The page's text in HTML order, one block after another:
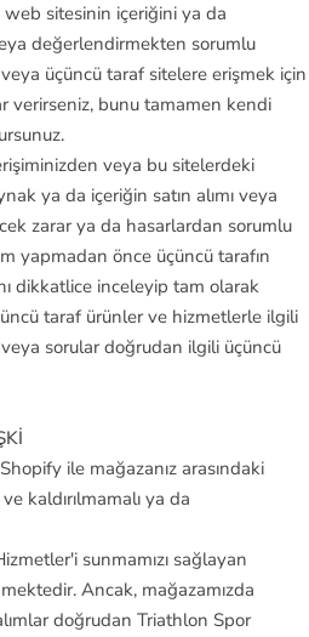
sitesinin içeriğini ya da
değerlendirmekten sorumlu
üçüncü taraf sitelere erişmek için
verirseniz, bunu tamamen kendi
veya bu sitelerdeki
ya da içeriğin satın alımı veya
zarar ya da hasarlardan sorumlu
yapmadan önce üçüncü tarafın
dikkatlice inceleyip tam olarak
taraf ürünler ve hizmetlerle ilgili
sorular doğrudan ilgili üçüncü
ile mağazanız arasındaki
kaldırılmamalı ya da
sunmamızı sağlayan
Ancak, mağazamızda
doğrudan Triathlon Spor